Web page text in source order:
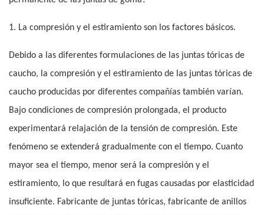
1. La compresión y el estiramiento son los factores básicos.
Debido a las diferentes formulaciones de las juntas tóricas de
caucho, la compresión y el estiramiento de las juntas tóricas de
caucho producidas por diferentes compañías también varían.
Bajo condiciones de compresión prolongada, el producto
experimentará relajación de la tensión de compresión. Este
fenómeno se extenderá gradualmente con el tiempo. Cuanto
mayor sea el tiempo, menor será la compresión y el
estiramiento, lo que resultará en fugas causadas por elasticidad
insuficiente. Fabricante de juntas tóricas, fabricante de anillos